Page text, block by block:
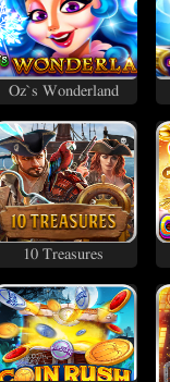
Oz`s Wonderland
10 Treasures